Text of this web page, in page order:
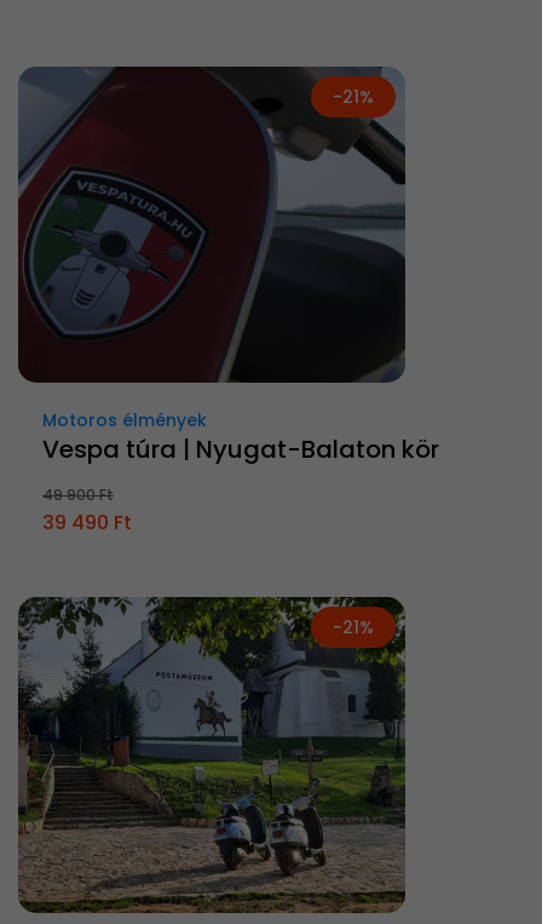
-21%
Motoros élmények
Vespa túra | Nyugat-Balaton kör
49 900 Ft
39 490 Ft
-21%